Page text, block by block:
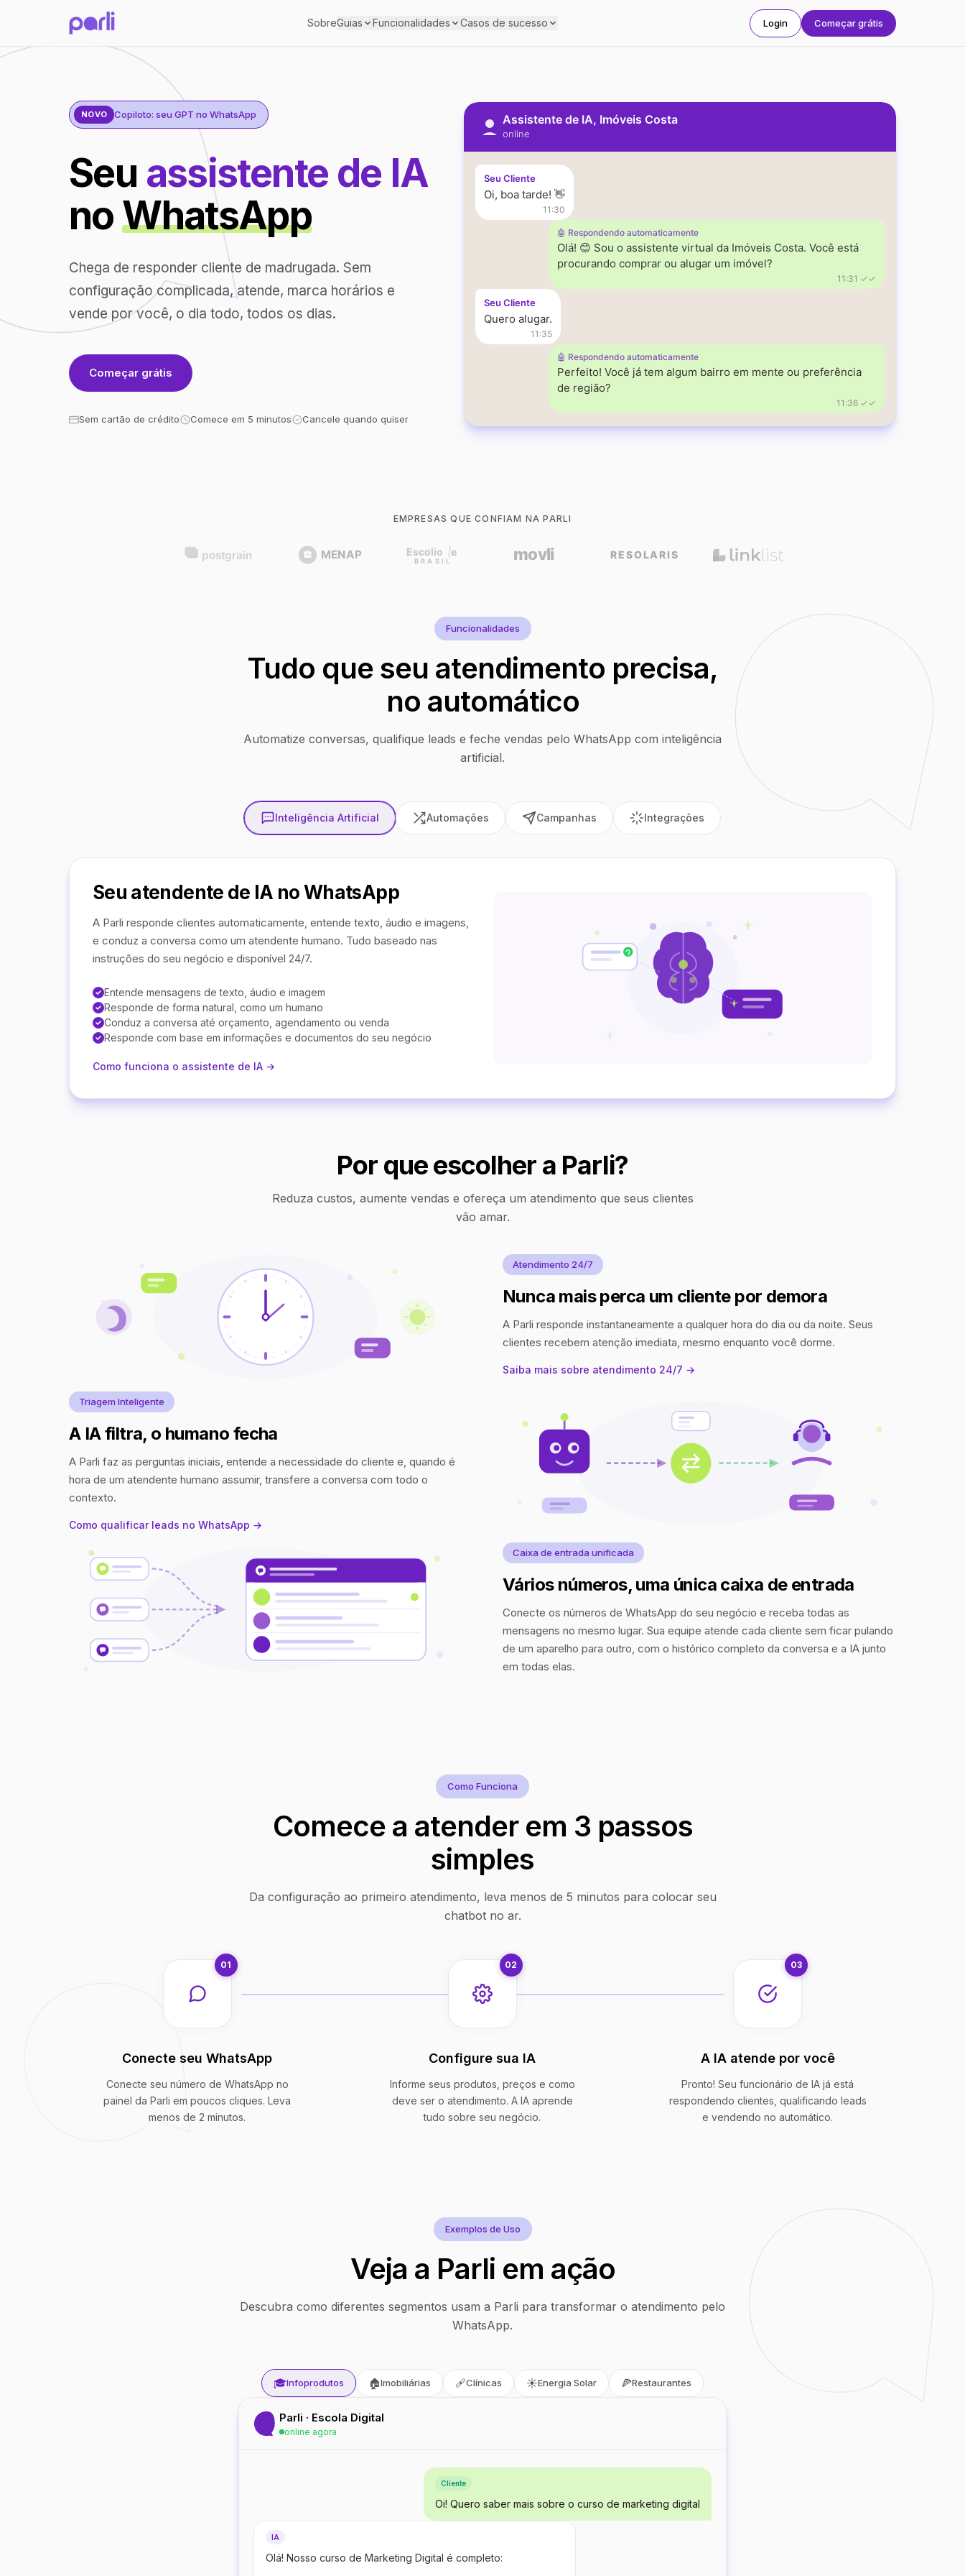
SobreGuias Funcionalidades Casos de sucesso Login Começar grátis
NOVO Copiloto: seu GPT no WhatsApp
Seu assistente de IA
noWhatsApp
Chega de responder cliente de madrugada. Sem
configuração complicada, atende, marca horários e
vende por você, o dia todo, todos os dias.
Começar grátis
Sem cartão de crédito Comece em 5 minutos Cancele quando quiser
Assistente de IA, Imóveis Costa
online
Seu Cliente
Oi, boa tarde! 👋
11:30
🤖 Respondendo automaticamente
Olá! 😊 Sou o assistente virtual da Imóveis Costa. Você está
procurando comprar ou alugar um imóvel?
11:31 ✓✓
Seu Cliente
Quero alugar.
11:35
🤖 Respondendo automaticamente
Perfeito! Você já tem algum bairro em mente ou preferência
de região?
11:36 ✓✓
EMPRESAS QUE CONFIAM NA PARLI
Funcionalidades
Tudo que seu atendimento precisa,
no automático
Automatize conversas, qualifique leads e feche vendas pelo WhatsApp com inteligência
artificial.
Inteligência Artificial Automações Campanhas Integrações
Seu atendente de IA no WhatsApp
A Parli responde clientes automaticamente, entende texto, áudio e imagens,
e conduz a conversa como um atendente humano. Tudo baseado nas
instruções do seu negócio e disponível 24/7.
Entende mensagens de texto, áudio e imagem
Responde de forma natural, como um humano
Conduz a conversa até orçamento, agendamento ou venda
Responde com base em informações e documentos do seu negócio
Como funciona o assistente de IA →
Por que escolher a Parli?
Reduza custos, aumente vendas e ofereça um atendimento que seus clientes
vão amar.
Atendimento 24/7
Nunca mais perca um cliente por demora
A Parli responde instantaneamente a qualquer hora do dia ou da noite. Seus
clientes recebem atenção imediata, mesmo enquanto você dorme.
Saiba mais sobre atendimento 24/7 →
Triagem Inteligente
A IA filtra, o humano fecha
A Parli faz as perguntas iniciais, entende a necessidade do cliente e, quando é
hora de um atendente humano assumir, transfere a conversa com todo o
contexto.
Como qualificar leads no WhatsApp →
Caixa de entrada unificada
Vários números, uma única caixa de entrada
Conecte os números de WhatsApp do seu negócio e receba todas as
mensagens no mesmo lugar. Sua equipe atende cada cliente sem ficar pulando
de um aparelho para outro, com o histórico completo da conversa e a IA junto
em todas elas.
Como Funciona
Comece a atender em 3 passos
simples
Da configuração ao primeiro atendimento, leva menos de 5 minutos para colocar seu
chatbot no ar.
01
Conecte seu WhatsApp
Conecte seu número de WhatsApp no
painel da Parli em poucos cliques. Leva
menos de 2 minutos.
02
Configure sua IA
Informe seus produtos, preços e como
deve ser o atendimento. A IA aprende
tudo sobre seu negócio.
03
A IA atende por você
Pronto! Seu funcionário de IA já está
respondendo clientes, qualificando leads
e vendendo no automático.
Exemplos de Uso
Veja a Parli em ação
Descubra como diferentes segmentos usam a Parli para transformar o atendimento pelo
WhatsApp.
🎓Infoprodutos 🏠Imobiliárias 🩹Clínicas ☀️Energia Solar 🍕Restaurantes
Parli · Escola Digital
online agora
Cliente
Oi! Quero saber mais sobre o curso de marketing digital
IA
Olá! Nosso curso de Marketing Digital é completo: